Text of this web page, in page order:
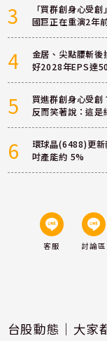
3
「買群創身心受
國巨正在重演2年
4
金居、尖點腰斬
好2028年EPS達
5
買進群創身心受
反而笑著說：這是
6
環球晶(6488)更
吋產能約 5%
客服 討論區
台股動態｜大家